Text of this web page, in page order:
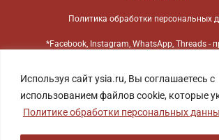
Используя сайт ysia.ru, Вы соглашаетесь с
использованием файлов cookie, которые
Политике обработки персональных
Политика обработки персональных
*Facebook, Instagram, WhatsApp, Threads -